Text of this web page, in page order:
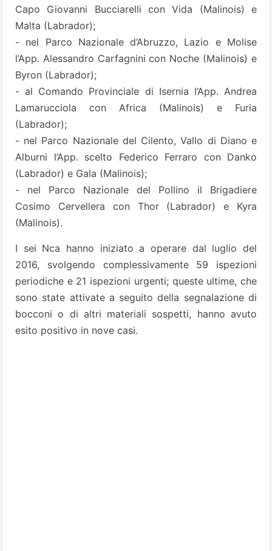
Capo Giovanni Bucciarelli con Vida (Malinois) e
Malta (Labrador);
- nel Parco Nazionale d’Abruzzo, Lazio e Molise
l’App. Alessandro Carfagnini con Noche (Malinois) e
Byron (Labrador);
- al Comando Provinciale di Isernia l’App. Andrea
Lamarucciola con Africa (Malinois) e Furia
(Labrador);
- nel Parco Nazionale del Cilento, Vallo di Diano e
Alburni l’App. scelto Federico Ferraro con Danko
(Labrador) e Gala (Malinois);
- nel Parco Nazionale del Pollino il Brigadiere
Cosimo Cervellera con Thor (Labrador) e Kyra
(Malinois).
I sei Nca hanno iniziato a operare dal luglio del
2016, svolgendo complessivamente 59 ispezioni
periodiche e 21 ispezioni urgenti; queste ultime, che
sono state attivate a seguito della segnalazione di
bocconi o di altri materiali sospetti, hanno avuto
esito positivo in nove casi.